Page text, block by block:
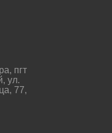
, пгт
ул.
77,